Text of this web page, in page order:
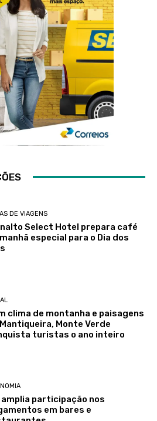
DE VIAGENS
Select Hotel prepara café
especial para o Dia dos
clima de montanha e paisagens
Monte Verde
turistas o ano inteiro
amplia participação nos
em bares e